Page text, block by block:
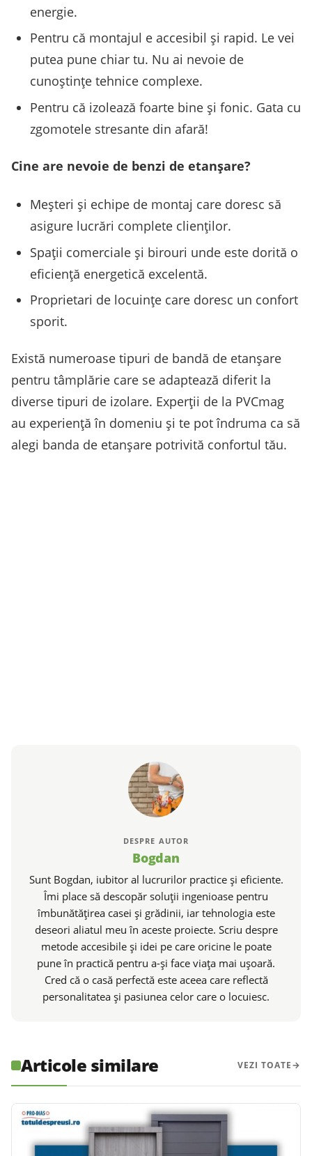
energie.
Pentru că montajul e accesibil și rapid. Le vei
putea pune chiar tu. Nu ai nevoie de
cunoștințe tehnice complexe.
Pentru că izolează foarte bine și fonic. Gata cu
zgomotele stresante din afară!
Cine are nevoie de benzi de etanșare?
Meșteri și echipe de montaj care doresc să
asigure lucrări complete clienților.
Spații comerciale și birouri unde este dorită o
eficiență energetică excelentă.
Proprietari de locuințe care doresc un confort
sporit.
Există numeroase tipuri de bandă de etanșare
pentru tâmplărie care se adaptează diferit la
diverse tipuri de izolare. Experții de la PVCmag
au experiență în domeniu și te pot îndruma ca să
alegi banda de etanșare potrivită confortul tău.
DESPRE AUTOR
Bogdan
Sunt Bogdan, iubitor al lucrurilor practice și eficiente.
Îmi place să descopăr soluții ingenioase pentru
îmbunătățirea casei și grădinii, iar tehnologia este
deseori aliatul meu în aceste proiecte. Scriu despre
metode accesibile și idei pe care oricine le poate
pune în practică pentru a-și face viața mai ușoară.
Cred că o casă perfectă este aceea care reflectă
personalitatea și pasiunea celor care o locuiesc.
Articole similare VEZI TOATE